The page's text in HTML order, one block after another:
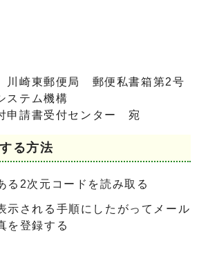
川崎東郵便局 郵便私書箱第2号
ステム機構
申請書受付センター 宛
る方法
る2次元コードを読み取る
示される手順にしたがってメール
を登録する